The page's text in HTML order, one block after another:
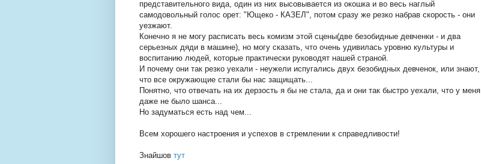
представительного вида, один из них высовывается из окошка и во весь наглый
самодовольный голос орет: "Ющеко - КАЗЕЛ", потом сразу же резко набрав скорость - они
уезжают.
Конечно я не могу расписать весь комизм этой сцены(две безобидные девченки - и два
серьезных дяди в машине), но могу сказать, что очень удивилась уровню культуры и
воспитанию людей, которые практически руководят нашей страной.
И почему они так резко уехали - неужели испугались двух безобидных девченок, или знают,
что все окружающие стали бы нас защищать...
Понятно, что отвечать на их дерзость я бы не стала, да и они так быстро уехали, что у меня
даже не было шанса...
Но задуматься есть над чем...
Всем хорошего настроения и успехов в стремлении к справедливости!
Знайшов тут